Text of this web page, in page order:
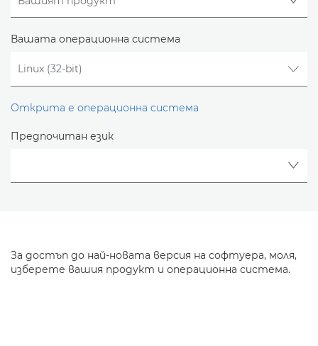
Вашата операционна система
Открита е операционна система
Предпочитан език
За достъп до най-новата версия на софтуера, моля,
изберете вашия продукт и операционна система.